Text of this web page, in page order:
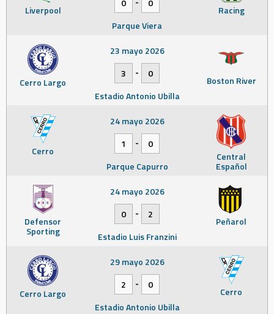
Liverpool Racing
0
0
Parque Viera
Cerro Largo Boston River
23 mayo 2026
3
-
0
Estadio Antonio Ubilla
Cerro Central
Español
24 mayo 2026
1
-
0
Parque Capurro
Defensor
Sporting
Peñarol
24 mayo 2026
0
-
2
Estadio Luis Franzini
Cerro Largo Cerro
29 mayo 2026
2
-
0
Estadio Antonio Ubilla